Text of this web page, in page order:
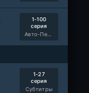
1-100
серия
Авто-Перевод
1-27
серия
Субтитры